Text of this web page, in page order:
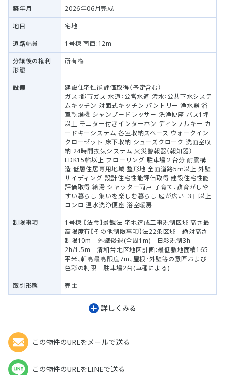
築年月 2026年06月完成
地目 宅地
道路幅員 1号棟 南西:12m
分譲後の権利
形態
所有権
設備
建設住宅性能評価取得（予定含む）
ガス：都市ガス 水道：公営水道 汚水：公共下水システ
ムキッチン 対面式キッチン パントリー 浄水器 浴
室乾燥機 シャンプードレッサー 洗浄便座 バス1坪
以上 モニター付きインターホン ディンプルキー カ
ードキーシステム 各室収納スペース ウォークイン
クローゼット 床下収納 シューズクローク 洗面室収
納 24時間換気システム 火災警報器（報知器）
LDK15帖以上 フローリング 駐車場２台分 耐震構
造 低層住居専用地域 整形地 全面道路5ｍ以上 外壁
サイディング 設計住宅性能評価取得 建設住宅性能
評価取得 給湯 シャッター雨戸 子育て、教育がしや
すい暮らし 集いを楽しむ暮らし 庭が広い ３口以上
コンロ 温水洗浄便座 浴室暖房
制限事項
1号棟:【法令】景観法 宅地造成工事規制区域 高さ最
高限度有【その他制限事項】法22条区域 絶対高さ
制限10m 外壁後退(全周1m) 日影規制3h-
2h/1.5m 清和台地区地区計画：最低敷地面積165
平米、軒高最高限度7m、屋根･外壁等の意匠および
色彩の制限 駐車場2台(車種による)
取引形態 売主
詳しくみる
この物件のURLをメールで送る
この物件のURLをLINEで送る